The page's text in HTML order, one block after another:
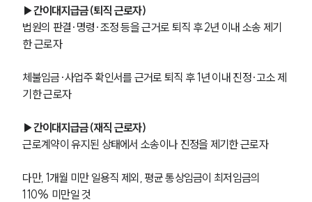
▶간이대지급금(퇴직 근로자)
법원의 판결·명령·조정 등을 근거로 퇴직 후 2년 이내 소송 제기
한 근로자
체불임금·사업주 확인서를 근거로 퇴직 후 1년 이내 진정·고소 제
기한 근로자
▶간이대지급금(재직 근로자)
근로계약이 유지된 상태에서 소송이나 진정을 제기한 근로자
다만, 1개월 미만 일용직 제외, 평균 통상임금이 최저임금의
110% 미만일 것